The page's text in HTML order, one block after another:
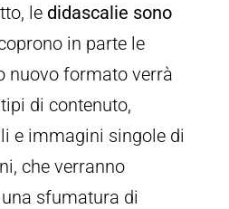
le didascalie sono
in parte le
nuovo formato verrà
di contenuto,
e immagini singole di
che verranno
sfumatura di